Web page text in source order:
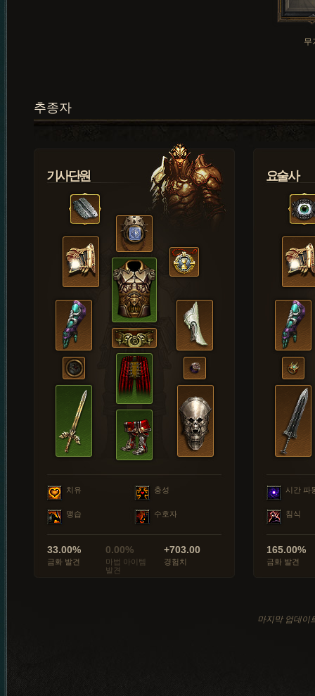
무
추종자
기사단원
치유 충성
맹습 수호자
33.00%
금화 발견
0.00%
마법 아이템
발견
+703.00
경험치
요술사
시간 파
침식
165.00%
금화 발견
마지막 업데이